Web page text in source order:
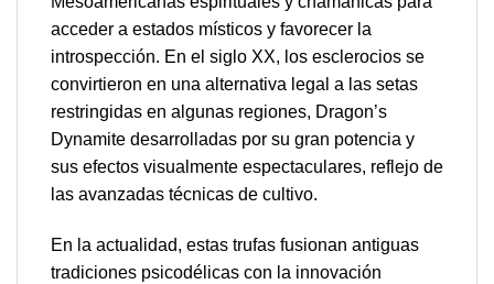
acceder a estados místicos y favorecer la
introspección. En el siglo XX, los esclerocios se
convirtieron en una alternativa legal a las setas
restringidas en algunas regiones, Dragon’s
Dynamite desarrolladas por su gran potencia y
sus efectos visualmente espectaculares, reflejo de
las avanzadas técnicas de cultivo.
En la actualidad, estas trufas fusionan antiguas
tradiciones psicodélicas con la innovación